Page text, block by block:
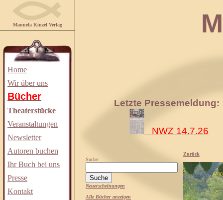
Manuela Kinzel Verlag
Home
Wir über uns
Bücher
Theaterstücke
Veranstaltungen
Newsletter
Autoren buchen
Ihr Buch bei uns
Presse
Kontakt
Letzte Pressemeldung:
NWZ 14.7.26
Suche:
Neuerscheinungen
Alle Bücher anzeigen
Zurück